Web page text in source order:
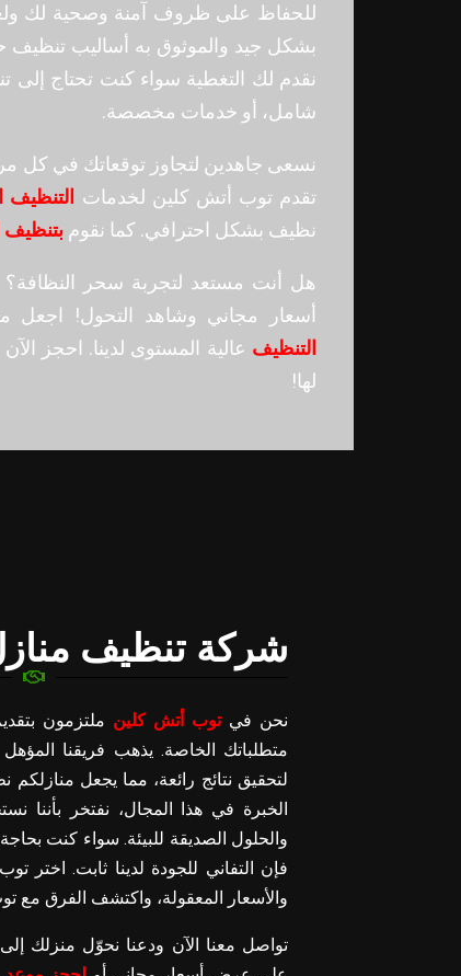
للحفاظ على ظروف آمنة وصحية لك
بشكل جيد والموثوق به أساليب تنظيف
نقدم لك التغطية سواء كنت تحتاج إلى
شامل، أو خدمات مخصصة.
نسعى جاهدين لتجاوز توقعاتك في كل
تقدم توب أتش كلين لخدمات
التنظيف
نظيف بشكل احترافي. كما نقوم بتنظيف
هل أنت مستعد لتجربة سحر
أسعار مجاني وشاهد التحول! اجعل
التنظيف عالية المستوى لدينا. احجز
لها!
شركة تنظيف
نحن فيتوب أتش كلين ملتزمون
متطلباتك الخاصة. يذهب فريقنا المؤهل
لتحقيق نتائج رائعة، مما يجعل
الخبرة في هذا المجال، نفتخر بأننا
والحلول الصديقة للبيئة. سواء كنت
فإن التفاني للجودة لدينا ثابت. اختر
والأسعار المعقولة، واكتشف الفرق مع
تواصل معنا الآن ودعنا نحوّل منزلك